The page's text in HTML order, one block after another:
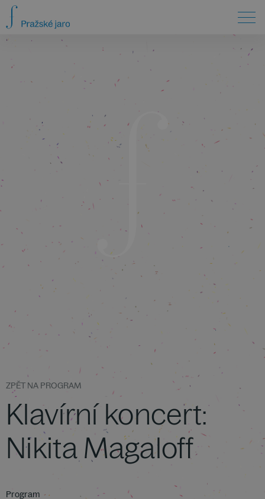
ZPĚT NA PROGRAM
Klavírní koncert:
Nikita Magaloff
Program